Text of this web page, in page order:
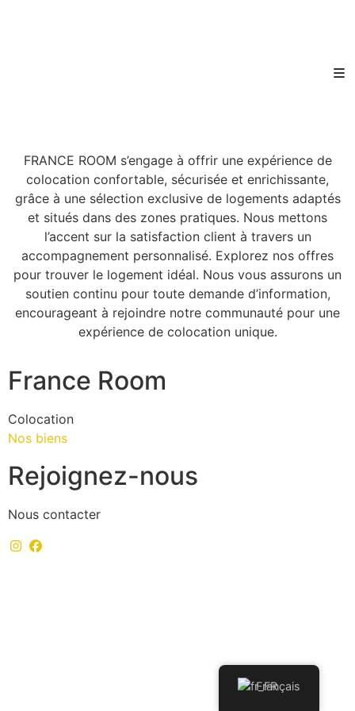
FRANCE ROOM s’engage à offrir une expérience de
colocation confortable, sécurisée et enrichissante,
grâce à une sélection exclusive de logements adaptés
et situés dans des zones pratiques. Nous mettons
l’accent sur la satisfaction client à travers un
accompagnement personnalisé. Explorez nos offres
pour trouver le logement idéal. Nous vous assurons un
soutien continu pour toute demande d’information,
encourageant à rejoindre notre communauté pour une
expérience de colocation unique.
France Room
Colocation
Nos biens
Rejoignez-nous
Nous contacter
Français